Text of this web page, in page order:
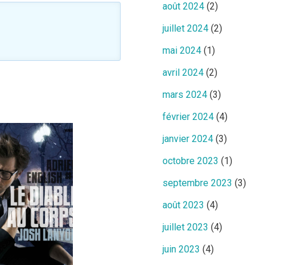
août 2024 (2)
juillet 2024 (2)
mai 2024 (1)
avril 2024 (2)
mars 2024 (3)
février 2024 (4)
janvier 2024 (3)
octobre 2023 (1)
septembre 2023 (3)
août 2023 (4)
juillet 2023 (4)
juin 2023 (4)